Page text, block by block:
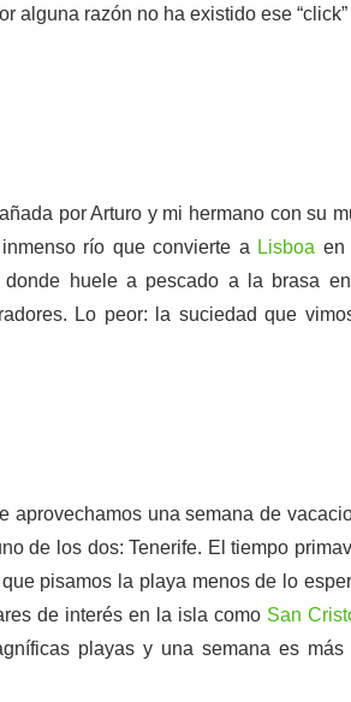
alguna razón no ha existido ese
por Arturo y mi hermano con su
río que convierte a Lisboa en
huele a pescado a la brasa
Lo peor: la suciedad que
aprovechamos una semana de
de los dos: Tenerife. El tiempo
pisamos la playa menos de lo
de interés en la isla como San
playas y una semana es más